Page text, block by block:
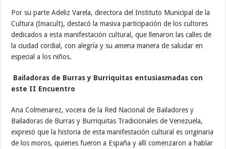
Por su parte Adeliz Varela, directora del Instituto Municipal de la
Cultura (Imacult), destacó la masiva participación de los cultores
dedicados a esta manifestación cultural, que llenaron las calles de
la ciudad cordial, con alegría y su amena manera de saludar en
especial a los niños.
Bailadoras de Burras y Burriquitas entusiasmadas con
este II Encuentro
Ana Colmenarez, vocera de la Red Nacional de Bailadores y
Bailadoras de Burras y Burriquitas Tradicionales de Venezuela,
expresó que la historia de esta manifestación cultural es originaria
de los moros, quienes fueron a España y allí comenzaron a hablar